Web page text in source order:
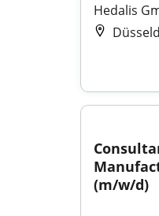
Hedalis
(m/w/d)